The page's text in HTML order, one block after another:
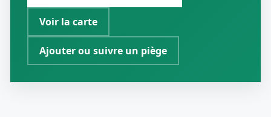
Voir la carte
Ajouter ou suivre un piège